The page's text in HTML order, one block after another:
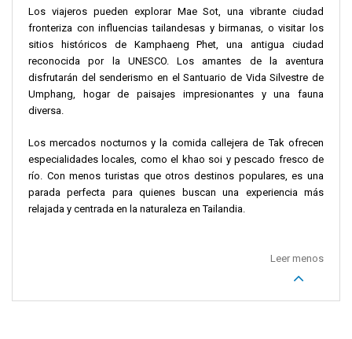
Los viajeros pueden explorar Mae Sot, una vibrante ciudad
fronteriza con influencias tailandesas y birmanas, o visitar los
sitios históricos de Kamphaeng Phet, una antigua ciudad
reconocida por la UNESCO. Los amantes de la aventura
disfrutarán del senderismo en el Santuario de Vida Silvestre de
Umphang, hogar de paisajes impresionantes y una fauna
diversa.
Los mercados nocturnos y la comida callejera de Tak ofrecen
especialidades locales, como el khao soi y pescado fresco de
río. Con menos turistas que otros destinos populares, es una
parada perfecta para quienes buscan una experiencia más
relajada y centrada en la naturaleza en Tailandia.
Leer menos